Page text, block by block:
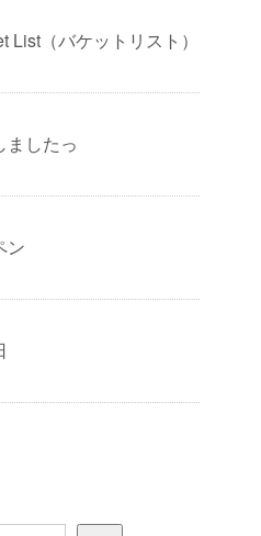
List（バケットリスト）
ましたっ
ン